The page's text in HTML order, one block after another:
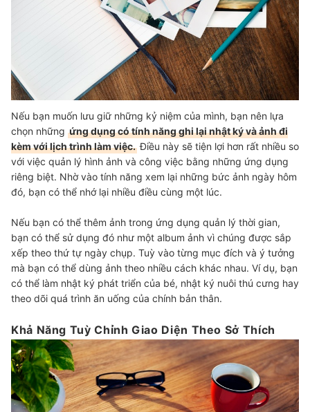
Nếu bạn muốn lưu giữ những kỷ niệm của mình, bạn nên lựa
chọn những ứng dụng có tính năng ghi lại nhật ký và ảnh đi
kèm với lịch trình làm việc. Điều này sẽ tiện lợi hơn rất nhiều so
với việc quản lý hình ảnh và công việc bằng những ứng dụng
riêng biệt. Nhờ vào tính năng xem lại những bức ảnh ngày hôm
đó, bạn có thể nhớ lại nhiều điều cùng một lúc.
Nếu bạn có thể thêm ảnh trong ứng dụng quản lý thời gian,
bạn có thể sử dụng đó như một album ảnh vì chúng được sắp
xếp theo thứ tự ngày chụp. Tuỳ vào từng mục đích và ý tưởng
mà bạn có thể dùng ảnh theo nhiều cách khác nhau. Ví dụ, bạn
có thể làm nhật ký phát triển của bé, nhật ký nuôi thú cưng hay
theo dõi quá trình ăn uống của chính bản thân.
Khả Năng Tuỳ Chỉnh Giao Diện Theo Sở Thích